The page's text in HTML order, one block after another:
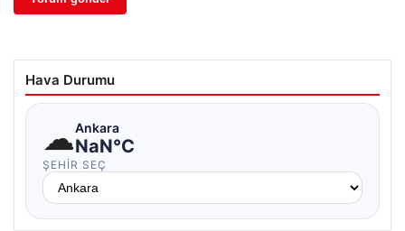
Hava Durumu
☁Ankara
NaN°C
ŞEHIR SEÇ